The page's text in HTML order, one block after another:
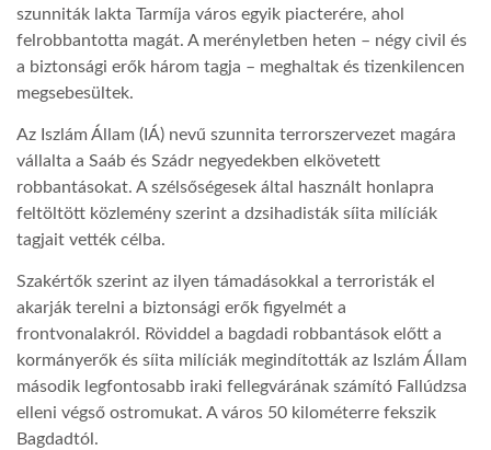
szunniták lakta Tarmíja város egyik piacterére, ahol
felrobbantotta magát. A merényletben heten – négy civil és
a biztonsági erők három tagja – meghaltak és tizenkilencen
megsebesültek.
Az Iszlám Állam (IÁ) nevű szunnita terrorszervezet magára
vállalta a Saáb és Szádr negyedekben elkövetett
robbantásokat. A szélsőségesek által használt honlapra
feltöltött közlemény szerint a dzsihadisták síita milíciák
tagjait vették célba.
Szakértők szerint az ilyen támadásokkal a terroristák el
akarják terelni a biztonsági erők figyelmét a
frontvonalakról. Röviddel a bagdadi robbantások előtt a
kormányerők és síita milíciák megindították az Iszlám Állam
második legfontosabb iraki fellegvárának számító Fallúdzsa
elleni végső ostromukat. A város 50 kilométerre fekszik
Bagdadtól.